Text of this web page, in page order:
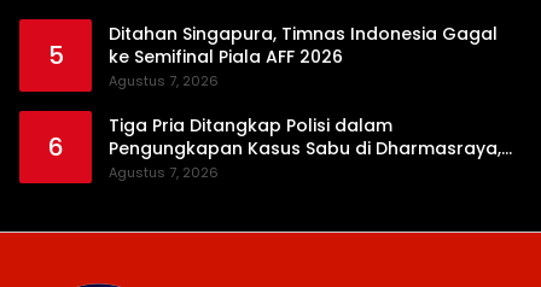
5
Ditahan Singapura, Timnas Indonesia Gagal
ke Semifinal Piala AFF 2026
Agustus 7, 2026
6
Tiga Pria Ditangkap Polisi dalam
Pengungkapan Kasus Sabu di Dharmasraya,
Timbangan Digital hingga Bong Disita
Agustus 7, 2026